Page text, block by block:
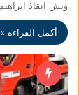
ونش انقاذ
أكمل القراءة »